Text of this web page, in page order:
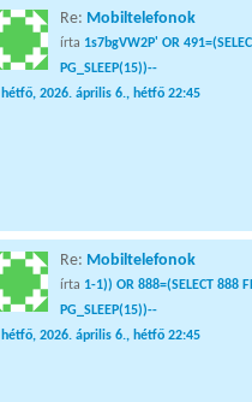
Re: Mobiltelefonok
írta 1s7bgVW2P' OR
PG_SLEEP(15))--
hétfő, 2026. április 6., hétfő 22:45
Re: Mobiltelefonok
írta 1-1)) OR 888=(SELECT 888
PG_SLEEP(15))--
hétfő, 2026. április 6., hétfő 22:45